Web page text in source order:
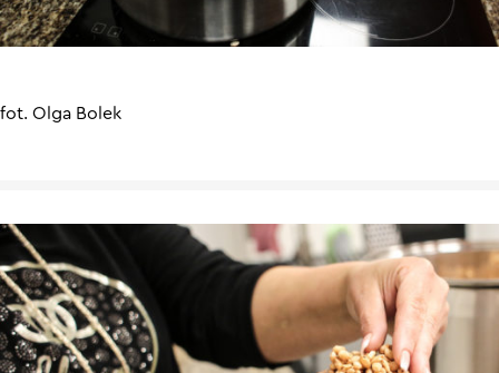
fot. Olga Bolek